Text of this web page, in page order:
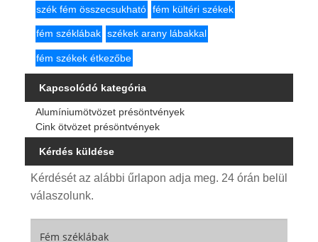
szék fém összecsukható fém kültéri székek
fém széklábak székek arany lábakkal
fém székek étkezőbe
Kapcsolódó kategória
Alumíniumötvözet présöntvények
Cink ötvözet présöntvények
Kérdés küldése
Kérdését az alábbi űrlapon adja meg. 24 órán belül
válaszolunk.